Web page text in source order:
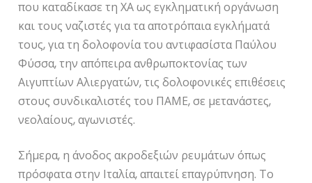
που καταδίκασε τη ΧΑ ως εγκληματική οργάνωση
και τους ναζιστές για τα αποτρόπαια εγκλήματά
τους, για τη δολοφονία του αντιφασίστα Παύλου
Φύσσα, την απόπειρα ανθρωποκτονίας των
Αιγυπτίων Αλιεργατών, τις δολοφονικές επιθέσεις
στους συνδικαλιστές του ΠΑΜΕ, σε μετανάστες,
νεολαίους, αγωνιστές.
Σήμερα, η άνοδος ακροδεξιών ρευμάτων όπως
πρόσφατα στην Ιταλία, απαιτεί επαγρύπνηση. Το